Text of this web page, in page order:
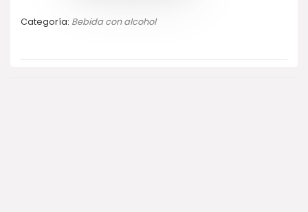
Categoría: Bebida con alcohol